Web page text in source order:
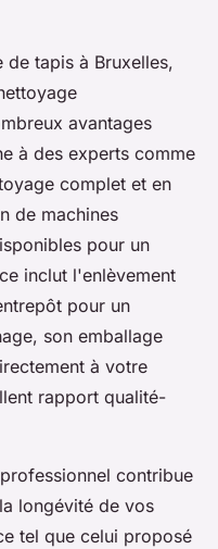
de tapis à Bruxelles,
avantages
à des experts comme
complet et en
de machines
pour un
inclut l'enlèvement
pour un
son emballage
à votre
rapport qualité-
contribue
longévité de vos
tel que celui proposé